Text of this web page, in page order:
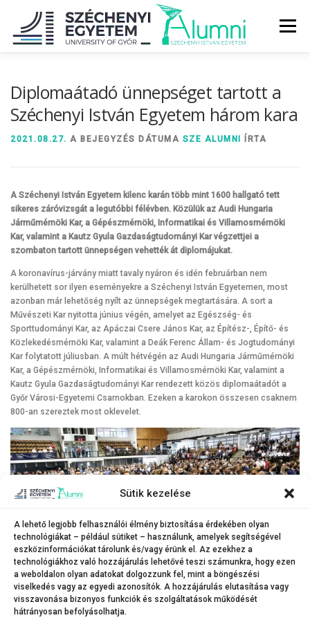
Sütik kezelése
A lehető legjobb felhasználói élmény biztosítása érdekében olyan
technológiákat – például sütiket – használunk, amelyek segítségével
eszközinformációkat tárolunk és/vagy érünk el. Az ezekhez a
technológiákhoz való hozzájárulás lehetővé teszi számunkra, hogy ezen
a weboldalon olyan adatokat dolgozzunk fel, mint a böngészési
viselkedés vagy az egyedi azonosítók. A hozzájárulás elutasítása vagy
visszavonása bizonyos funkciók és szolgáltatások működését
hátrányosan befolyásolhatja.
tartalomhoz
Menü
DIPLOMÁN TÚL
Diplomaátadó ünnepséget tartott a
Széchenyi István Egyetem három kara
2021.08.27. A BEJEGYZÉS DÁTUMA SZE ALUMNI ÍRTA
A Széchenyi István Egyetem kilenc karán több mint 1600 hallgató tett
sikeres záróvizsgát a legutóbbi félévben. Közülük az Audi Hungaria
Járműmérnöki Kar, a Gépészmérnöki, Informatikai és Villamosmérnöki
Kar, valamint a Kautz Gyula Gazdaságtudományi Kar végzettjei a
szombaton tartott ünnepségen vehették át diplomájukat.
A koronavírus-járvány miatt tavaly nyáron és idén februárban nem
kerülhetett sor ilyen eseményekre a Széchenyi István Egyetemen, most
azonban már lehetőség nyílt az ünnepségek megtartására. A sort a
Művészeti Kar nyitotta június végén, amelyet az Egészség- és
Sporttudományi Kar, az Apáczai Csere János Kar, az Építész-, Építő- és
Közlekedésmérnöki Kar, valamint a Deák Ferenc Állam- és Jogtudományi
Kar folytatott júliusban. A múlt hétvégén az Audi Hungaria Járműmérnöki
Kar, a Gépészmérnöki, Informatikai és Villamosmérnöki Kar, valamint a
Kautz Gyula Gazdaságtudományi Kar rendezett közös diplomaátadót a
Győr Városi-Egyetemi Csarnokban. Ezeken a karokon összesen csaknem
800-an szereztek most oklevelet.
Fotók: Mekli Zoltán